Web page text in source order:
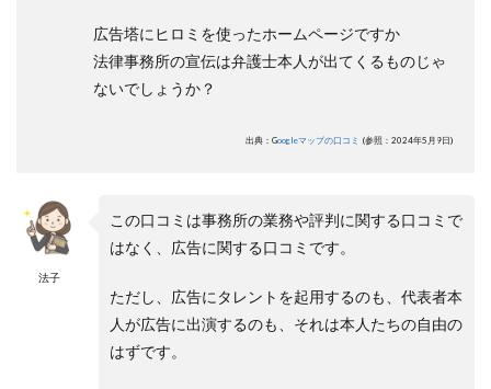
広告塔にヒロミを使ったホームページですか
法律事務所の宣伝は弁護士本人が出てくるものじゃ
ないでしょうか？
出典：Googleマップの口コミ (参照：2024年5月9日)
法子
この口コミは事務所の業務や評判に関する口コミで
はなく、広告に関する口コミです。
ただし、広告にタレントを起用するのも、代表者本
人が広告に出演するのも、それは本人たちの自由の
はずです。